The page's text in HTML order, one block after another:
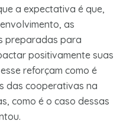
a expectativa é que,
as
preparadas para
positivamente suas
reforçam como é
das cooperativas na
como é o caso dessas